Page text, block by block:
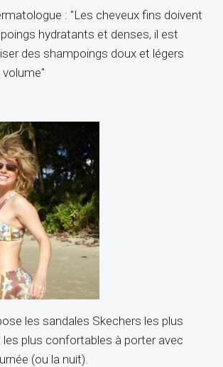
: "Les cheveux fins doivent
hydratants et denses, il est
des shampoings doux et légers
volume"
les sandales Skechers les plus
plus confortables à porter avec
(ou la nuit).